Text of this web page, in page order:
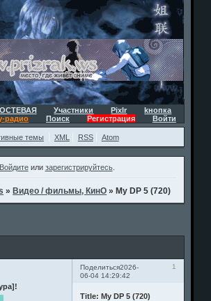
Участники Pixlr
kнопка
радио Поиск Регистрация Войти
темы XML RSS Atom
Войдитеили зарегистрируйтесь.
» Видео / фильмы, КинО » My DP 5 (720)
Поделиться 1
2026-
06-04 14:29:42
Title: My DP 5 (720)